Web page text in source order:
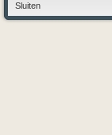
Sluiten